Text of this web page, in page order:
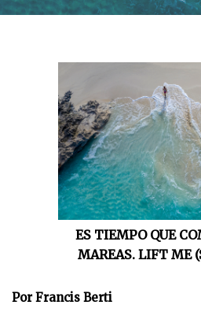
ES TIEMPO QUE
MAREAS. LIFT ME
Por Francis Berti